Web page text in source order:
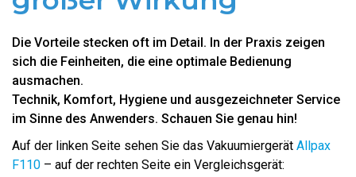
Die Vorteile stecken oft im Detail. In der Praxis zeigen
sich die Feinheiten, die eine optimale Bedienung
ausmachen.
Technik, Komfort, Hygiene und ausgezeichneter Service
im Sinne des Anwenders. Schauen Sie genau hin!
Auf der linken Seite sehen Sie das Vakuumiergerät Allpax
F110 – auf der rechten Seite ein Vergleichsgerät: